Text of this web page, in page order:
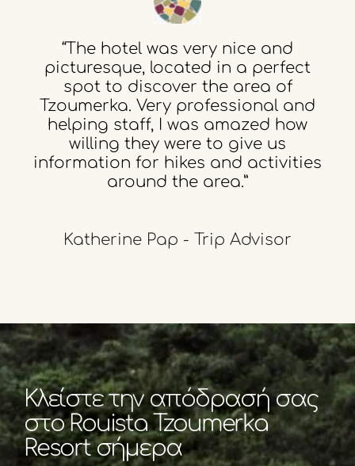
“The hotel was very nice and
picturesque, located in a perfect
spot to discover the area of
Tzoumerka. Very professional and
helping staff, I was amazed how
willing they were to give us
information for hikes and activities
around the area.”
Katherine Pap - Trip Advisor
Κλείστε την απόδρασή σας
στο Rouista Tzoumerka
Resort σήμερα